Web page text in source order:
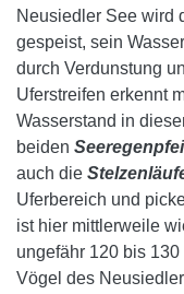
Neusiedler See wird
gespeist, sein
durch Verdunstung
Uferstreifen erkennt
Wasserstand in
beiden
auch die
Uferbereich und
ist hier mittlerweile
ungefähr 120 bis
Vögel des